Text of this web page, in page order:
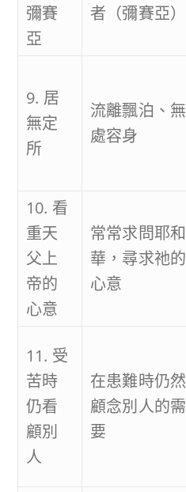
彌賽
亞
者（彌賽亞）
9. 居
無定
所
流離飄泊、無
處容身
10. 看
重天
父上
帝的
心意
常常求問耶和
華，尋求祂的
心意
11. 受
苦時
仍看
顧別
人
在患難時仍然
顧念別人的需
要